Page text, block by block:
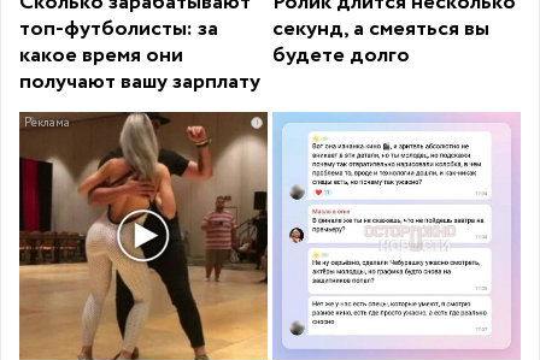
топ-футболисты: за
какое время они
получают вашу зарплату
секунд, а смеяться вы
будете долго
i